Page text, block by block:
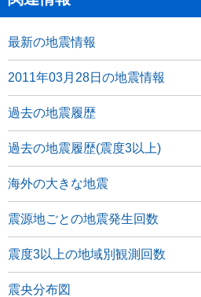
最新の地震情報
2011年03月28日の地震情報
過去の地震履歴
過去の地震履歴(震度3以上)
海外の大きな地震
震源地ごとの地震発生回数
震度3以上の地域別観測回数
震央分布図